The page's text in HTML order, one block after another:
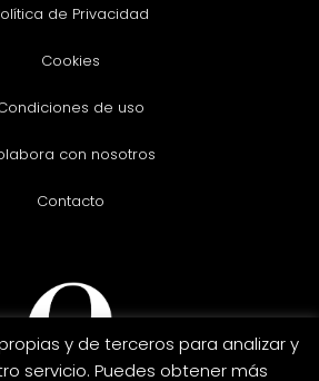
de Privacidad
Cookies
de uso
con nosotros
Contacto
y de terceros para analizar y
servicio. Puedes obtener más